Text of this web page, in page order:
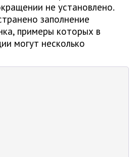
не установлено.
заполнение
примеры которых в
могут несколько